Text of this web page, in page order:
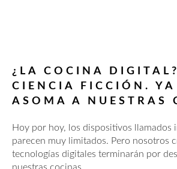
¿LA COCINA
CIENCIA FICCIÓN. YA
ASOMA A NUESTRAS
Hoy por hoy, los dispositivos llamados
parecen muy limitados. Pero nosotros
tecnologías digitales terminarán por